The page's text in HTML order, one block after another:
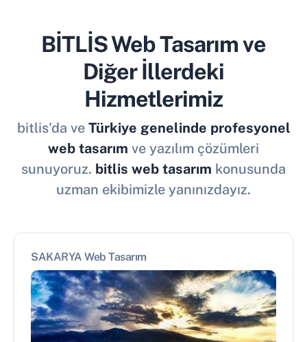
BİTLİS Web Tasarım ve
Diğer İllerdeki
Hizmetlerimiz
bitlis'da ve Türkiye genelinde profesyonel
web tasarım ve yazılım çözümleri
sunuyoruz. bitlis web tasarım konusunda
uzman ekibimizle yanınızdayız.
SAKARYA Web Tasarım